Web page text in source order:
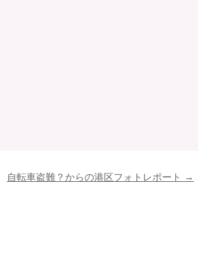
自転車盗難？からの港区フォトレポート →